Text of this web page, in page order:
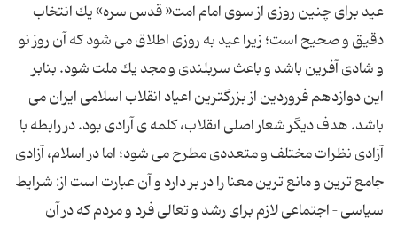
عید برای چنین روزی از سوی امام امت« قدس سره» یك انتخاب
دقیق و صحیح است؛ زیرا عید به روزی اطلاق می شود كه آن روز نو
و شادی آفرین باشد و باعث سربلندی و مجد یك ملت شود. بنابر
این دوازدهم فروردین از بزرگترین اعیاد انقلاب اسلامی ایران می
باشد. هدف دیگر شعار اصلی انقلاب، كلمه ی آزادی بود. در رابطه با
آزادی نظرات مختلف و متعددی مطرح می شود؛ اما در اسلام، آزادی
جامع ترین و مانع ترین معنا را در بر دارد و آن عبارت است از: شرایط
سیاسی – اجتماعی لازم برای رشد و تعالی فرد و مردم كه در آن